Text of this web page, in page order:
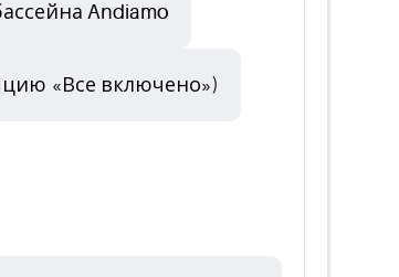
Andiamo
«Все включено»)